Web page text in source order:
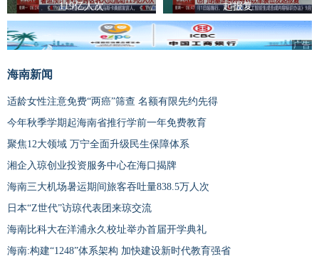
119亿人次
起报复
广告
海南新闻
适龄女性注意免费“两癌”筛查 名额有限先约先得
今年秋季学期起海南省推行学前一年免费教育
聚焦12大领域 万宁全面升级民生保障体系
湘企入琼创业投资服务中心在海口揭牌
海南三大机场暑运期间旅客吞吐量838.5万人次
日本“Z世代”访琼代表团来琼交流
海南比科大在洋浦永久校址举办首届开学典礼
海南:构建“1248”体系架构 加快建设新时代教育强省